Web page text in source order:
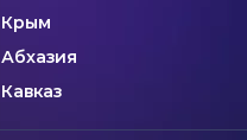
Крым
Абхазия
Кавказ